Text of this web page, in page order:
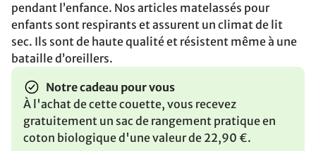
pendant l’enfance. Nos articles matelassés pour
enfants sont respirants et assurent un climat de lit
sec. Ils sont de haute qualité et résistent même à une
bataille d’oreillers.
Notre cadeau pour vous
À l'achat de cette couette, vous recevez
gratuitement un sac de rangement pratique en
coton biologique d'une valeur de 22,90 €.